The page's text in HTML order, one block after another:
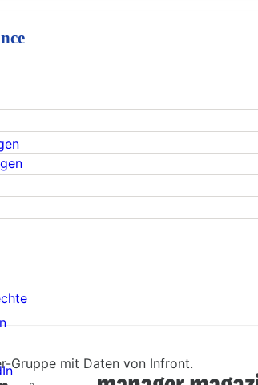
Gruppe mit Daten von Infront.